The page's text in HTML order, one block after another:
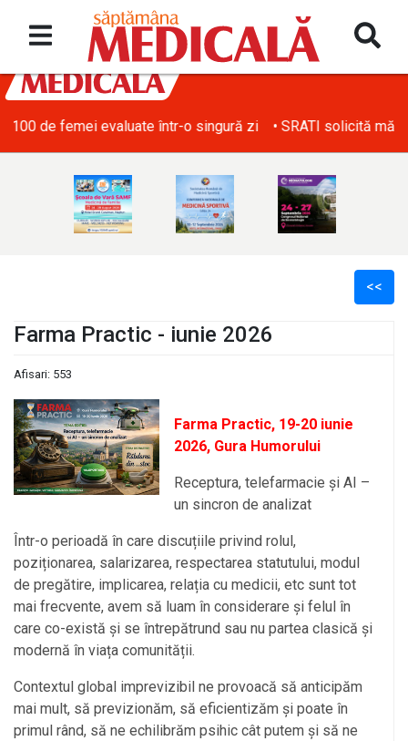
• SRATI solicită măsuri urgente pentru acoperirea deficitului
<<
Farma Practic - iunie 2026
Afisari: 553
Farma Practic, 19-20 iunie
2026, Gura Humorului
Receptura, telefarmacie și AI –
un sincron de analizat
Într-o perioadă în care discuțiile privind rolul,
poziționarea, salarizarea, respectarea statutului, modul
de pregătire, implicarea, relația cu medicii, etc sunt tot
mai frecvente, avem să luam în considerare și felul în
care co-există și se întrepătrund sau nu partea clasică și
modernă în viața comunității.
Contextul global imprevizibil ne provoacă să anticipăm
mai mult, să previzionăm, să eficientizăm și poate în
primul rând, să ne echilibrăm psihic cât putem și să ne